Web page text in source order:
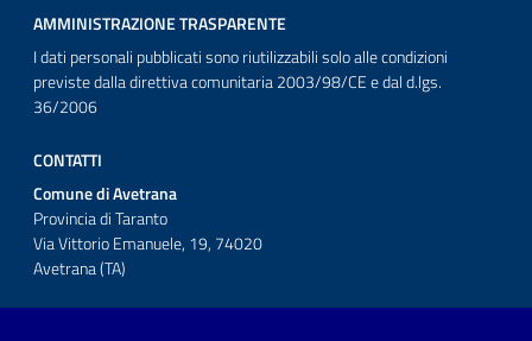
AMMINISTRAZIONE TRASPARENTE
I dati personali pubblicati sono riutilizzabili solo alle condizioni
previste dalla direttiva comunitaria 2003/98/CE e dal d.lgs.
36/2006
CONTATTI
Comune di Avetrana
Provincia di Taranto
Via Vittorio Emanuele, 19, 74020
Avetrana (TA)